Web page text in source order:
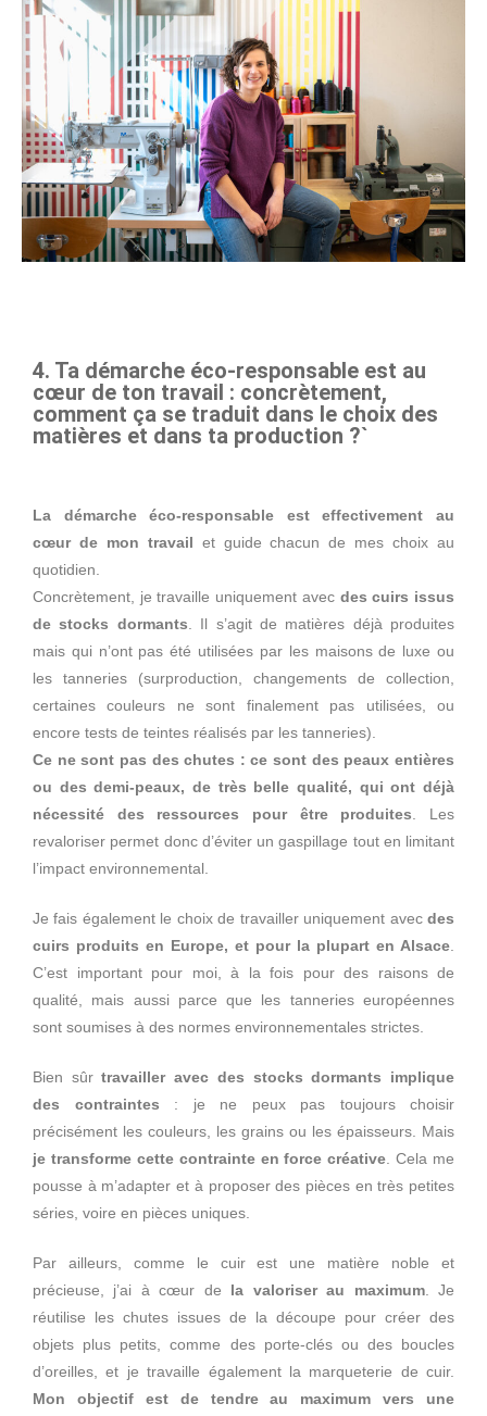
4. Ta démarche éco-responsable est au
cœur de ton travail : concrètement,
comment ça se traduit dans le choix des
matières et dans ta production ?`
La démarche éco-responsable est effectivement au
cœur de mon travail et guide chacun de mes choix au
quotidien.
Concrètement, je travaille uniquement avec des cuirs issus
de stocks dormants . Il s’agit de matières déjà produites
mais qui n’ont pas été utilisées par les maisons de luxe ou
les tanneries (surproduction, changements de collection,
certaines couleurs ne sont finalement pas utilisées, ou
encore tests de teintes réalisés par les tanneries).
Ce ne sont pas des chutes : ce sont des peaux entières
ou des demi-peaux, de très belle qualité, qui ont déjà
nécessité des ressources pour être produites . Les
revaloriser permet donc d’éviter un gaspillage tout en limitant
l’impact environnemental.
Je fais également le choix de travailler uniquement avec des
cuirs produits en Europe, et pour la plupart en Alsace
C’est important pour moi, à la fois pour des raisons de
qualité, mais aussi parce que les tanneries européennes
sont soumises à des normes environnementales strictes.
Bien sûrtravailler avec des stocks dormants implique
des contraintes : je ne peux pas toujours choisir
précisément les couleurs, les grains ou les épaisseurs. Mais
je transforme cette contrainte en force créative . Cela me
pousse à m’adapter et à proposer des pièces en très petites
séries, voire en pièces uniques.
Par ailleurs, comme le cuir est une matière noble et
précieuse, j’ai à cœur de la valoriser au maximum. Je
réutilise les chutes issues de la découpe pour créer des
objets plus petits, comme des porte-clés ou des boucles
d’oreilles, et je travaille également la marqueterie de cuir.
Mon objectif est de tendre au maximum vers une